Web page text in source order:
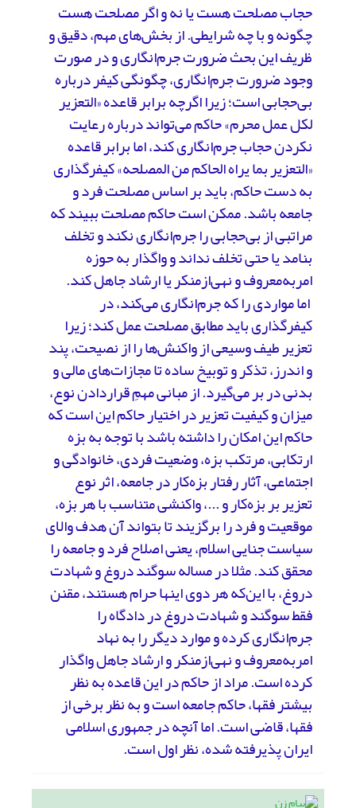
حجاب مصلحت هست یا نه و اگر مصلحت هست
چگونه و با چه شرایطی. از بخش‌های مهم‌، دقیق‌ و
ظریف‌ این بحث ضرورت جرم‌انگاری و در صورت
وجود ضرورت جرم‌انگاری، چگونگی کیفر درباره
بی‌حجابی است؛ زیرا اگرچه برابر قاعده «التعزیر
لکل عمل محرم» حاکم می‌تواند درباره رعایت‌
نکردن حجاب جرم‌انگاری کند، اما برابر قاعده
«التعزیر بما یراه الحاکم من المصلحه» کیفرگذاری
به دست حاکم، باید بر اساس مصلحت فرد و
جامعه باشد. ممکن است حاکم مصلحت ببیند که
مراتبی از بی‌حجابی را جرم‌انگاری نکند و تخلف
بنامد یا حتی تخلف نداند و واگذار به حوزه
امر‌به‌معروف و نهی‌از‌منکر یا ارشاد جاهل کند.
اما مواردی را که جرم‌انگاری می‌کند، در
کیفرگذاری باید مطابق مصلحت عمل کند؛ زیرا
تعزیر طیف وسیعی از واکنش‌ها را از نصیحت، پند
و اندرز، تذکر و توبیخ ساده تا مجازات‌های مالی و
بدنی در بر می‌گیرد. از مبانی مهمِ قراردادن نوع،
میزان و کیفیت تعزیر در اختیار حاکم این است که
حاکم این امکان را داشته باشد با توجه به بزه
ارتکابی، مرتکب بزه، وضعیت فردی، خانوادگی و
اجتماعی، آثار رفتار بزه‌کار در جامعه، اثر نوع
تعزیر بر بزه‌کار و ...، واکنشی متناسب با هر بزه،
موقعیت و فرد را برگزیند تا بتواند آن هدف والای
سیاست جنایی اسلام، یعنی اصلاح فرد و جامعه را
محقق کند. مثلا در مساله سوگند دروغ و شهادت
دروغ، با این‌که هر دوی اینها حرام هستند، مقنن
فقط سوگند و شهادت دروغ در دادگاه را
جرم‌انگاری کرده و موارد دیگر را به نهاد
امر‌به‌معروف و نهی‌از‌منکر و ارشاد جاهل واگذار
کرده است. مراد از حاکم در این قاعده به نظر
بیشتر فقها، حاکم جامعه است و به نظر برخی از
فقها، قاضی است. اما آنچه در جمهوری اسلامی
ایران پذیرفته شده، نظر اول است.